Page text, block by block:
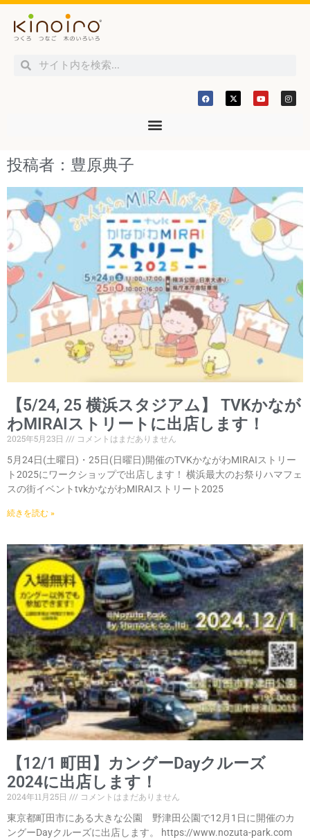
投稿者： 豊原典子
【5/24, 25 横浜スタジアム】 TVKかなが
わMIRAIストリートに出店します！
2025年5月23日
コメントはまだありません
5月24日(土曜日)・25日(日曜日)開催のTVKかながわMIRAIストリー
ト2025にワークショップで出店します！ 横浜最大のお祭りハマフェ
スの街イベントtvkかながわMIRAIストリート2025
続きを読む »
【12/1 町田】カングーDayクルーズ
2024に出店します！
2024年11月25日
コメントはまだありません
東京都町田市にある大きな公園 野津田公園で12月1日に開催のカ
ングーDayクルーズに出店します。 https://www.nozuta-park.com